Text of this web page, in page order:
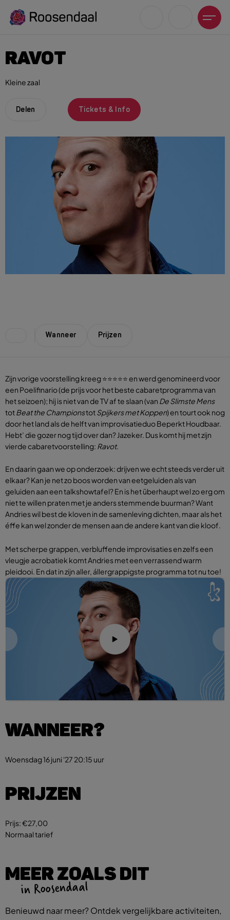
Zoeksuggesties
Wandelen
Fietsen
Winkeltijden en koopzondagen
RAVOT
Kleine zaal
Delen Tickets & Info
Wanneer Prijzen
Zijn vorige voorstelling kreeg ⭐⭐⭐⭐⭐ en werd genomineerd voor
een Poelifinario (de prijs voor het beste cabaretprogramma van
het seizoen); hij is niet van de TV af te slaan (van De Slimste Mens
totBeat the ChampionstotSpijkers met Koppen) en tourt ook nog
door het land als de helft van improvisatieduo Beperkt Houdbaar.
Hebt’ die gozer nog tijd over dan? Jazeker. Dus komt hij met zijn
vierde cabaretvoorstelling: Ravot.
En daarin gaan we op onderzoek: drijven we echt steeds verder uit
elkaar? Kan je net zo boos worden van eetgeluiden als van
geluiden aan een talkshowtafel? En is het überhaupt wel zo erg om
niet te willen praten met je anders stemmende buurman? Want
Andries wil best de kloven in de samenleving dichten, maar als het
éffe kan wel zonder de mensen aan de andere kant van die kloof.
Met scherpe grappen, verbluffende improvisaties en zelfs een
vleugje acrobatiek komt Andries met een verrassend warm
pleidooi. En dat in zijn aller, állergrappigste programma tot nu toe!
WANNEER?
Woensdag 16 juni '27 20:15 uur
PRIJZEN
Prijs:€27,00
Normaal tarief
MEER ZOALS DIT
in Roosendaal
Benieuwd naar meer? Ontdek vergelijkbare activiteiten,